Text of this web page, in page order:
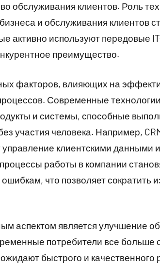
обслуживания клиентов. Роль
и обслуживания клиентов
активно используют передовые
преимущество.
факторов, влияющих на
Современные
и системы, способные
участия человека. Например,
клиентскими данными
работы в компании
что позволяет сократить
аспектом является улучшение
потребители все больше
быстрого и качественного